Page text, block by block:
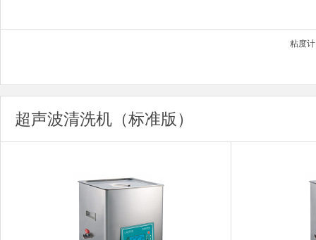
粘度计
超声波清洗机（标准版）